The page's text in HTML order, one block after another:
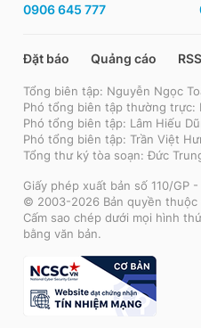
0906 645 777
Đặt báo Quảng cáo RSS
Tổng biên tập: Nguyễn Ngọc
Phó tổng biên tập thường trực:
Phó tổng biên tập: Lâm Hiếu
Phó tổng biên tập: Trần Việt
Tổng thư ký tòa soạn: Đức
Giấy phép xuất bản số 110/GP
© 2003-2026 Bản quyền thuộc
Cấm sao chép dưới mọi hình
bằng văn bản.